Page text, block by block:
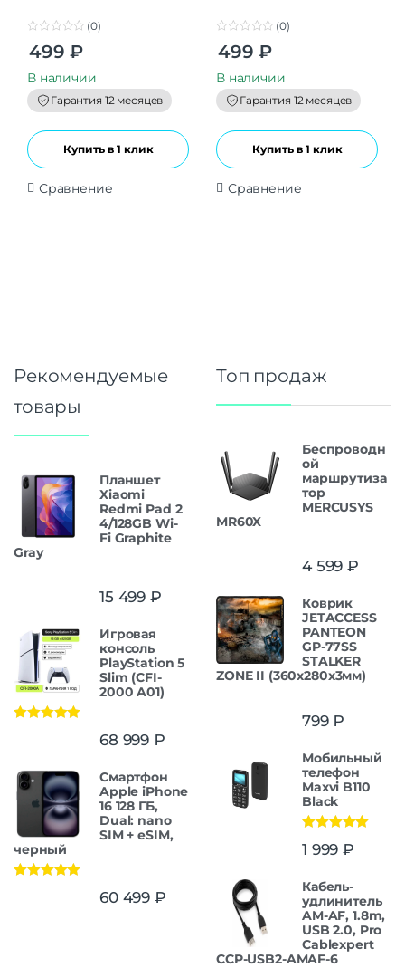
o
t
o
f
5
(0)
499 ₽
В наличии
Гарантия 12 месяцев
Купить в 1 клик
Сравнение
o
t
o
f
5
(0)
499 ₽
В наличии
Гарантия 12 месяцев
Купить в 1 клик
Сравнение
Рекомендуемые
товары
Планшет
Xiaomi
Redmi Pad 2
4/128GB Wi-
Fi Graphite
Gray
15 499 ₽
Игровая
консоль
PlayStation 5
Slim (CFI-
2000 A01)
68 999 ₽
Смартфон
Apple iPhone
16 128 ГБ,
Dual: nano
SIM + eSIM,
черный
60 499 ₽
Топ продаж
Беспроводн
ой
маршрутиза
тор
MERCUSYS
MR60X
4 599 ₽
Коврик
JETACCESS
PANTEON
GP-77SS
STALKER
ZONE II (360x280x3мм)
799₽
Мобильный
телефон
Maxvi B110
Black
из 5
1 999 ₽
Кабель-
удлинитель
AM-AF, 1.8m,
USB 2.0, Pro
Cablexpert
CCP-USB2-AMAF-6